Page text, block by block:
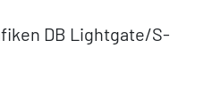
DB Lightgate/S-